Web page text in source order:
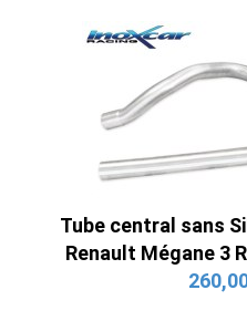
Tube central sans
Renault Mégane 3